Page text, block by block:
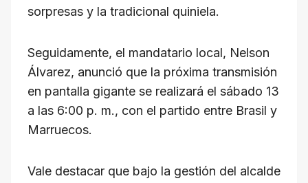
sorpresas y la tradicional quiniela.
Seguidamente, el mandatario local, Nelson
Álvarez, anunció que la próxima transmisión
en pantalla gigante se realizará el sábado 13
a las 6:00 p. m., con el partido entre Brasil y
Marruecos.
Vale destacar que bajo la gestión del alcalde